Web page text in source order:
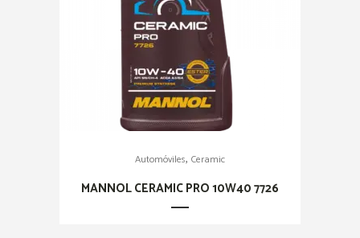
Automóviles, Ceramic
MANNOL CERAMIC PRO 10W40 7726